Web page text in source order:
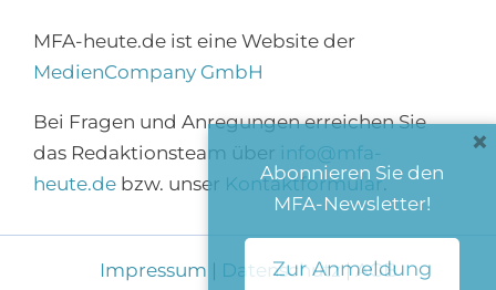
MFA-heute.de ist eine Website der
MedienCompany GmbH
Bei Fragen und Anregungen erreichen Sie
das Redaktionsteam über info@mfa-
heute.debzw. unser Kontaktformular.
Impressum Datenschutz|AGB
Abonnieren Sie den
MFA-Newsletter!
Zur Anmeldung
×